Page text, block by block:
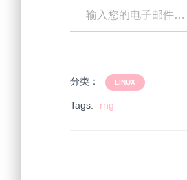
分类： LINUX
Tags: rng